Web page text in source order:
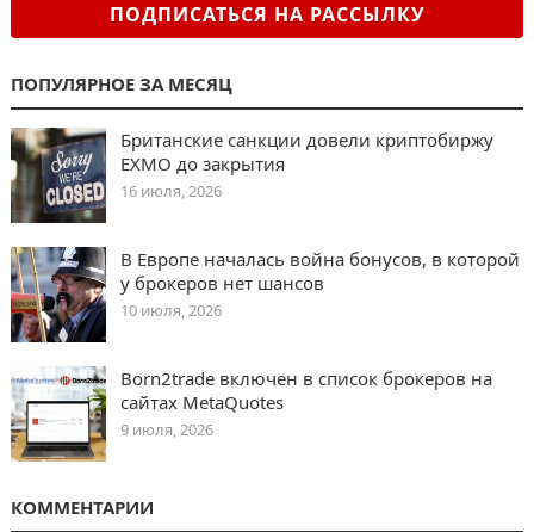
ПОДПИСАТЬСЯ НА РАССЫЛКУ
ПОПУЛЯРНОЕ ЗА МЕСЯЦ
Британские санкции довели криптобиржу
EXMO до закрытия
16 июля, 2026
В Европе началась война бонусов, в которой
у брокеров нет шансов
10 июля, 2026
Born2trade включен в список брокеров на
сайтах MetaQuotes
9 июля, 2026
КОММЕНТАРИИ